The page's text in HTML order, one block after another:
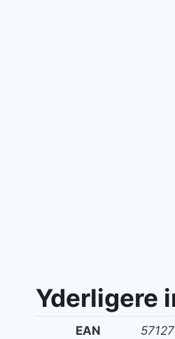
Yderligere
EAN